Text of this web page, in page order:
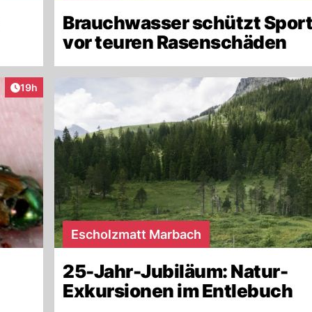
Brauchwasser schützt
vor teuren Rasenschäden
Artikel veröffentlicht:
19h
Escholzmatt Marbach
25-Jahr-Jubiläum: Natur-
Exkursionen im Entlebuch